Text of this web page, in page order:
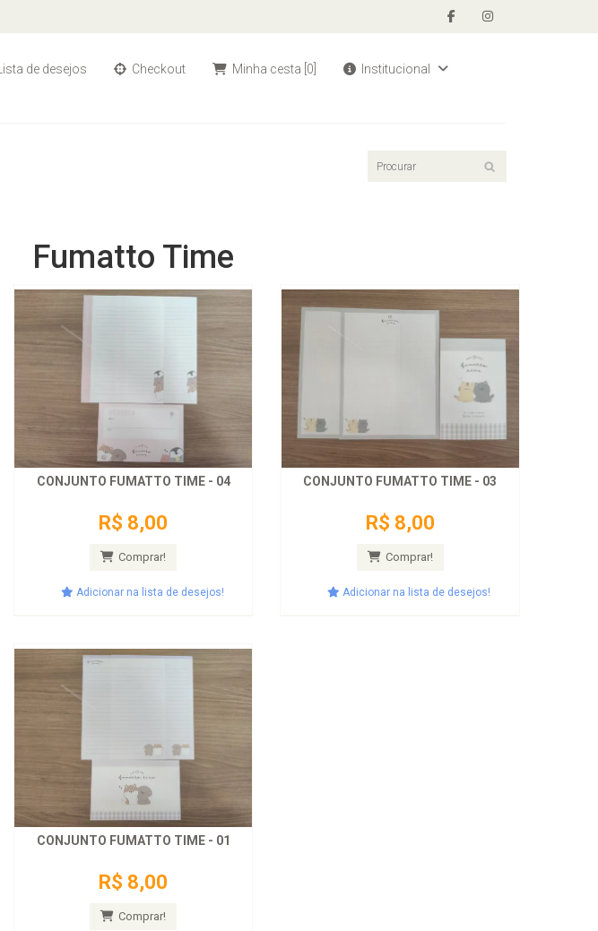
Lista de desejos Checkout Minha cesta [0]
Institucional
Fumatto Time
CONJUNTO FUMATTO TIME - 04
R$ 8,00
Comprar!
Adicionar na lista de desejos!
CONJUNTO FUMATTO TIME - 03
R$ 8,00
Comprar!
Adicionar na lista de desejos!
CONJUNTO FUMATTO TIME - 01
R$ 8,00
Comprar!